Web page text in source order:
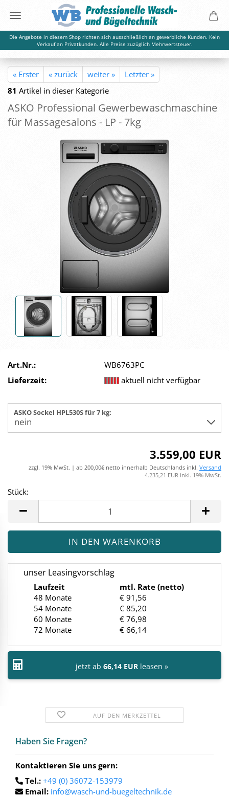
Die Angebote in diesem Shop richten sich ausschließlich an gewerbliche Kunden. Kein
Verkauf an Privatkunden. Alle Preise zuzüglich Mehrwertsteuer.
« Erster « zurück weiter »
Letzter »
81 Artikel in dieser Kategorie
ASKO Pro­fes­sio­nal Ge­wer­be­wasch­ma­schi­ne
für Mas­sa­ge­sa­lons - LP - 7kg
Art.Nr.:
WB6763PC
Lieferzeit:
aktuell nicht verfügbar
ASKO Sockel HPL530S für 7 kg:
3.559,00 EUR
zzgl. 19% MwSt. | ab 200,00€ netto innerhalb Deutschlands inkl. Versand
4.235,21 EUR inkl. 19% MwSt.
Stück:
unser Leasingvorschlag
Laufzeit
mtl. Rate (netto)
48 Monate
€ 91,56
54 Monate
€ 85,20
60 Monate
€ 76,98
72 Monate
€ 66,14
jetzt ab 66,14 EUR leasen »
AUF DEN MERKZETTEL
Haben Sie Fra­gen?
Kontaktieren Sie uns gern:
Tel.: +49 (0) 36072-153979
Email: info@wasch-und-buegeltechnik.de